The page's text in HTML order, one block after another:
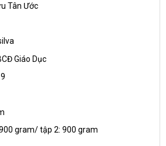
Tân Ước
Giáo Dục
gram/ tập 2: 900 gram